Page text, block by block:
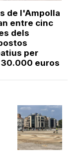
de l'Ampolla
entre cinc
dels
per
euros